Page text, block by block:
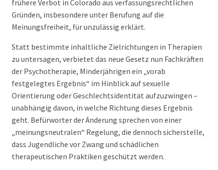
frühere Verbot in Colorado aus verfassungsrechtlichen
Gründen, insbesondere unter Berufung auf die
Meinungsfreiheit, für unzulässig erklärt.
Statt bestimmte inhaltliche Zielrichtungen in Therapien
zu untersagen, verbietet das neue Gesetz nun Fachkräften
der Psychotherapie, Minderjährigen ein „vorab
festgelegtes Ergebnis“ im Hinblick auf sexuelle
Orientierung oder Geschlechtsidentität aufzuzwingen –
unabhängig davon, in welche Richtung dieses Ergebnis
geht. Befürworter der Änderung sprechen von einer
„meinungsneutralen“ Regelung, die dennoch sicherstelle,
dass Jugendliche vor Zwang und schädlichen
therapeutischen Praktiken geschützt werden.